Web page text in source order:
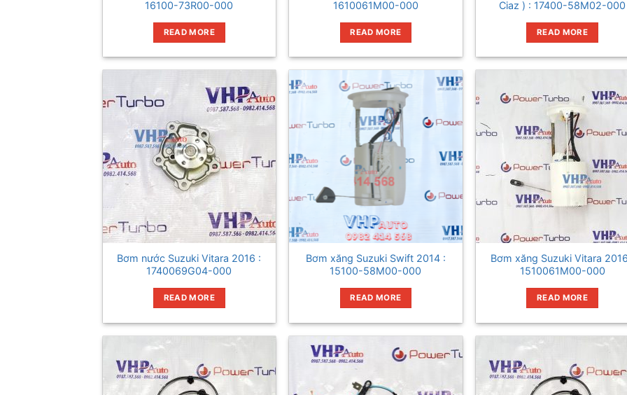
16100-73R00-000
READ MORE
1610061M00-000
READ MORE
Ciaz ) : 17400-58M02-000
READ MORE
Bơm nước Suzuki Vitara 2016 :
1740069G04-000
READ MORE
Bơm xăng Suzuki Swift 2014 :
15100-58M00-000
READ MORE
Bơm xăng Suzuki Vitara
1510061M00-000
READ MORE